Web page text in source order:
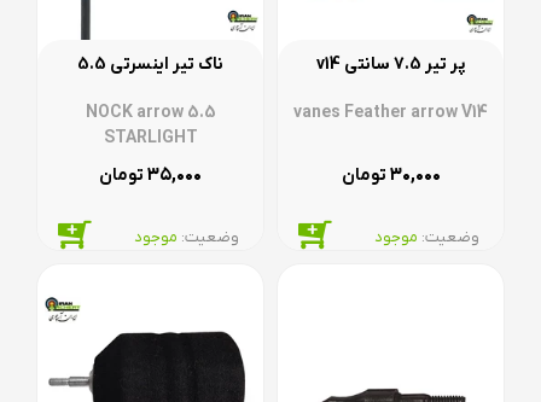
پر تیر 7.5 سانتی v14
vanes Feather arrow V14
۳۰,۰۰۰ تومان
وضعیت:‌ موجود
ناک تیر اینسرتی 5.5
NOCK arrow 5.5
STARLIGHT
۳۵,۰۰۰ تومان
وضعیت:‌ موجود